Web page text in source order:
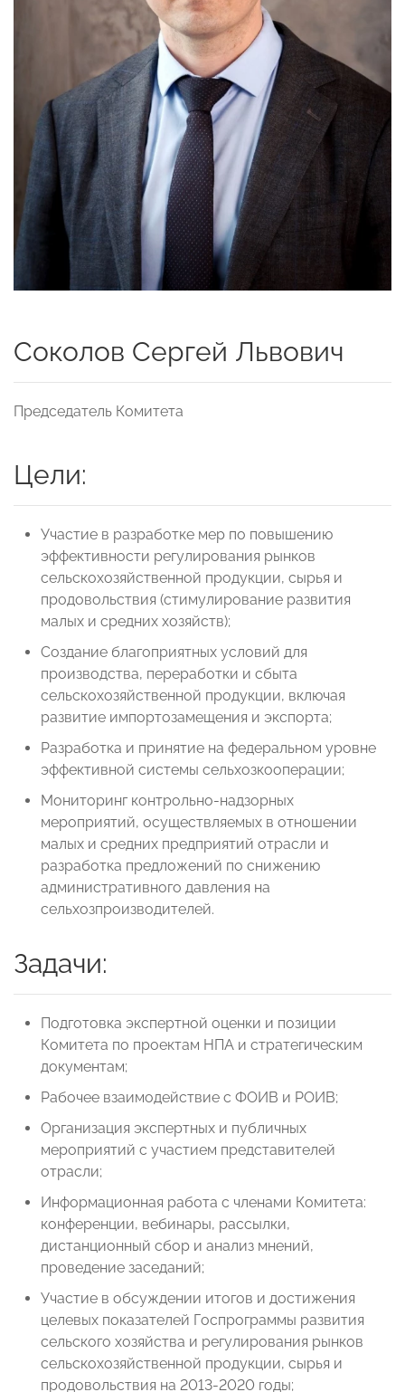
Соколов Сергей Львович
Председатель Комитета
Цели:
Участие в разработке мер по повышению
эффективности регулирования рынков
сельскохозяйственной продукции, сырья и
продовольствия (стимулирование развития
малых и средних хозяйств);
Создание благоприятных условий для
производства, переработки и сбыта
сельскохозяйственной продукции, включая
развитие импортозамещения и экспорта;
Разработка и принятие на федеральном уровне
эффективной системы сельхозкооперации;
Мониторинг контрольно-надзорных
мероприятий, осуществляемых в отношении
малых и средних предприятий отрасли и
разработка предложений по снижению
административного давления на
сельхозпроизводителей.
Задачи:
Подготовка экспертной оценки и позиции
Комитета по проектам НПА и стратегическим
документам;
Рабочее взаимодействие с ФОИВ и РОИВ;
Организация экспертных и публичных
мероприятий с участием представителей
отрасли;
Информационная работа с членами Комитета:
конференции, вебинары, рассылки,
дистанционный сбор и анализ мнений,
проведение заседаний;
Участие в обсуждении итогов и достижения
целевых показателей Госпрограммы развития
сельского хозяйства и регулирования рынков
сельскохозяйственной продукции, сырья и
продовольствия на 2013-2020 годы;